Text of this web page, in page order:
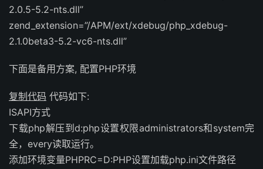
2.0.5-5.2-nts.dll”
zend_extension=”/APM/ext/xdebug/php_xdebug-
2.1.0beta3-5.2-vc6-nts.dll”
下面是备用方案, 配置PHP环境
复制代码 代码如下:
ISAPI方式
下载php解压到d:php设置权限administrators和system完
全，every读取运行。
添加环境变量PHPRC=D:PHP设置加载php.ini文件路径